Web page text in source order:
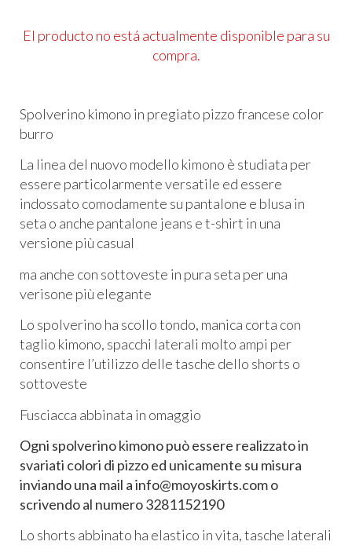
El producto no está actualmente disponible para su
compra.
Spolverino kimono in pregiato pizzo francese color
burro
La linea del nuovo modello kimono è studiata per
essere particolarmente versatile ed essere
indossato comodamente su pantalone e blusa in
seta o anche pantalone jeans e t-shirt in una
versione più casual
ma anche con sottoveste in pura seta per una
verisone più elegante
Lo spolverino ha scollo tondo, manica corta con
taglio kimono, spacchi laterali molto ampi per
consentire l’utilizzo delle tasche dello shorts o
sottoveste
Fusciacca abbinata in omaggio
Ogni spolverino kimono può essere realizzato in
svariati colori di pizzo ed unicamente su misura
inviando una mail a info@moyoskirts.com o
scrivendo al numero 3281152190
Lo shorts abbinato ha elastico in vita, tasche laterali